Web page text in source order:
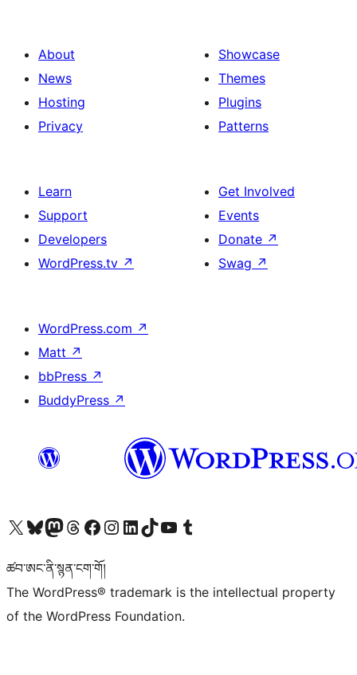
About
News
Hosting
Privacy
Showcase
Themes
Plugins
Patterns
Learn
Support
Developers
WordPress.tv ↗
Get Involved
Events
Donate ↗
Swag ↗
WordPress.com ↗
Matt ↗
bbPress ↗
BuddyPress ↗
Visit our X (formerly Twitter) account
Visit our Bluesky account
Visit our Mastodon account
Visit our Threads account
Visit our Facebook page
Visit our Instagram account
Visit our LinkedIn account
Visit our TikTok account
Visit our YouTube channel
Visit our Tumblr account
ཚབ་ཨང་ནི་སྙན་ངག་གོ།
The WordPress® trademark is the intellectual property
of the WordPress Foundation.